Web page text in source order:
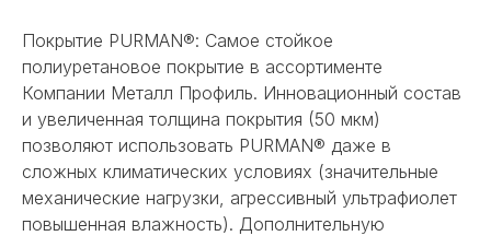
Покрытие PURMAN®: Самое стойкое
полиуретановое покрытие в ассортименте
Компании Металл Профиль. Инновационный состав
и увеличенная толщина покрытия (50 мкм)
позволяют использовать PURMAN® даже в
сложных климатических условиях (значительные
механические нагрузки, агрессивный ультрафиолет
повышенная влажность). Дополнительную